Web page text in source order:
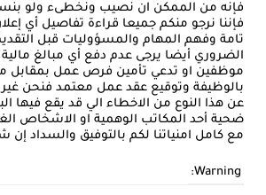
فإنه من الممكن ان نصيب ونخطىء ولو
فإننا نرجو منكم جميعا قراءة تفاصيل أي
تامة وفهم المهام والمسؤوليات قبل
الضروري أيضا يرجى عدم دفع أي مبالغ
موظفين او تدعي تأمين فرص عمل بمقابل
بالوظيفة وتوقيع عقد عمل معتمد فنحن
عن هذا النوع من الاخطاء الي قد يقع فيها
ضحية أحد المكاتب الوهمية او الاشخاص
مع كامل امنياتنا لكم بالتوفيق والسداد إن
Warning: